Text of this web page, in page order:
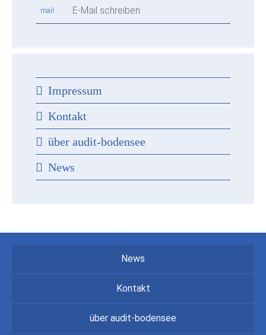
mail E-Mail schreiben
Impressum
Kontakt
über audit-bodensee
News
News
Kontakt
über audit-bodensee